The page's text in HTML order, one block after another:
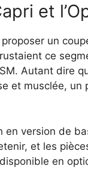
et
un
ce
Autant dire
et musclée, un
en version de
et les
en